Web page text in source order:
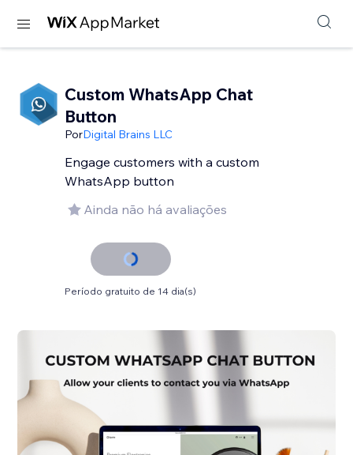
Custom WhatsApp Chat
Button
PorDigital Brains LLC
Engage customers with a custom
WhatsApp button
Ainda não há avaliações
Período gratuito de 14 dia(s)